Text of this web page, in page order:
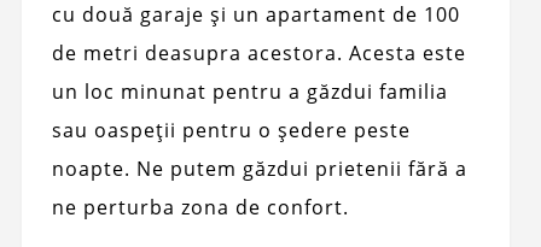
cu două garaje și un apartament de 100
de metri deasupra acestora. Acesta este
un loc minunat pentru a găzdui familia
sau oaspeții pentru o ședere peste
noapte. Ne putem găzdui prietenii fără a
ne perturba zona de confort.